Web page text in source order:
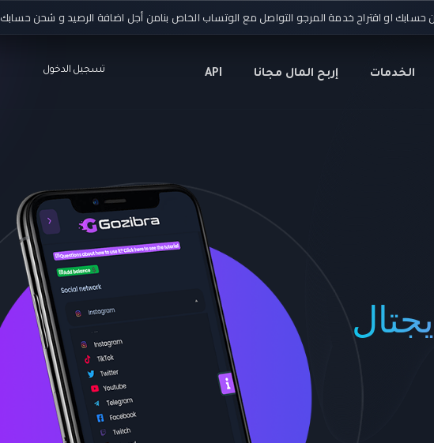
من أجل اضافة الرصيد و شحن حسابك اواقتراح خدمة المرجو التواصل مع الوتساب الخاص بنا
الخدمات إربح المال مجانا API تسجيل الدخول